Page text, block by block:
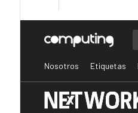
Nosotros Etiquetas